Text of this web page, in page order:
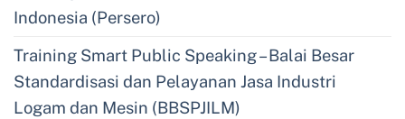
Indonesia (Persero)
Training Smart Public Speaking – Balai Besar
Standardisasi dan Pelayanan Jasa Industri
Logam dan Mesin (BBSPJILM)